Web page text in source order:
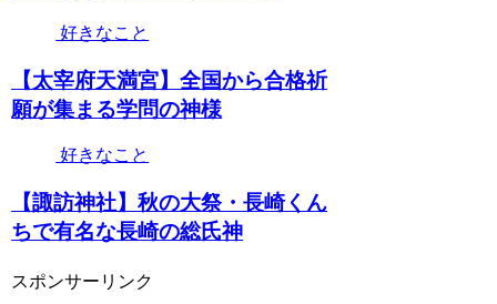
好きなこと
【太宰府天満宮】全国から合格祈
願が集まる学問の神様
好きなこと
【諏訪神社】秋の大祭・長崎くん
ちで有名な長崎の総氏神
スポンサーリンク